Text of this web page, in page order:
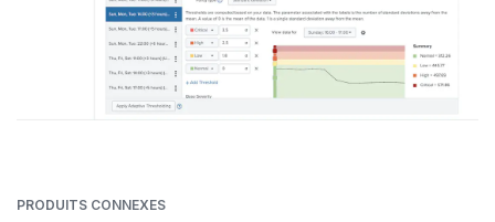
PRODUITS CONNEXES